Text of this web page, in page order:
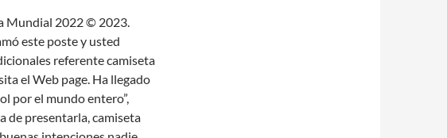
Mundial 2022 © 2023.
este poste y usted
referente camiseta
el Web page. Ha llegado
por el mundo entero”,
de presentarla, camiseta